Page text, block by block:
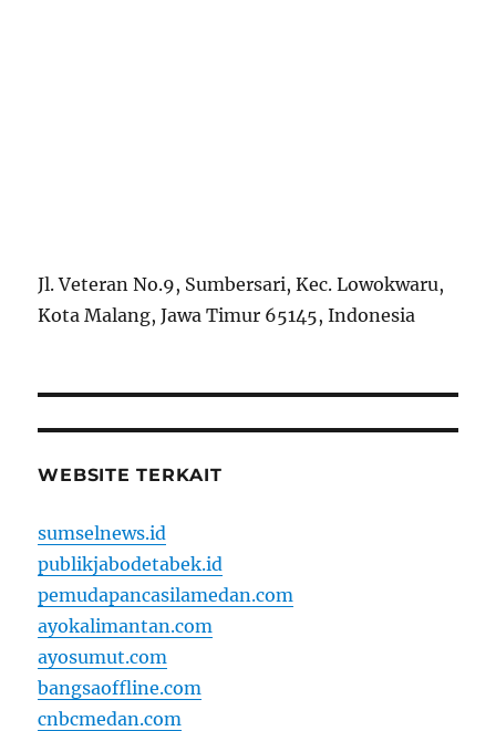
Jl. Veteran No.9, Sumbersari, Kec. Lowokwaru,
Kota Malang, Jawa Timur 65145, Indonesia
WEBSITE TERKAIT
sumselnews.id
publikjabodetabek.id
pemudapancasilamedan.com
ayokalimantan.com
ayosumut.com
bangsaoffline.com
cnbcmedan.com